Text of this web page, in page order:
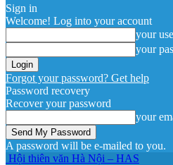
Sign in
Welcome! Log into your account
your
your
Forgot your password? Get help
Password recovery
Recover your password
your
A password will be e-mailed to you.
Hội thiên văn Hà Nội – HAS